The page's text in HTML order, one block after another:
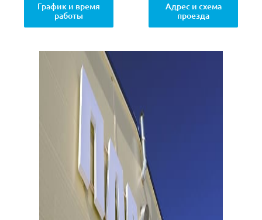
График и время
работы
Адрес и схема
проезда